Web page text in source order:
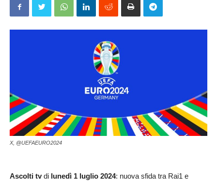
X, @UEFAEURO2024
Ascolti tvdi lunedì 1 luglio 2024: nuova sfida tra Rai1 e